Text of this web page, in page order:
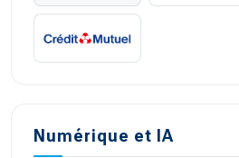
Numérique et IA